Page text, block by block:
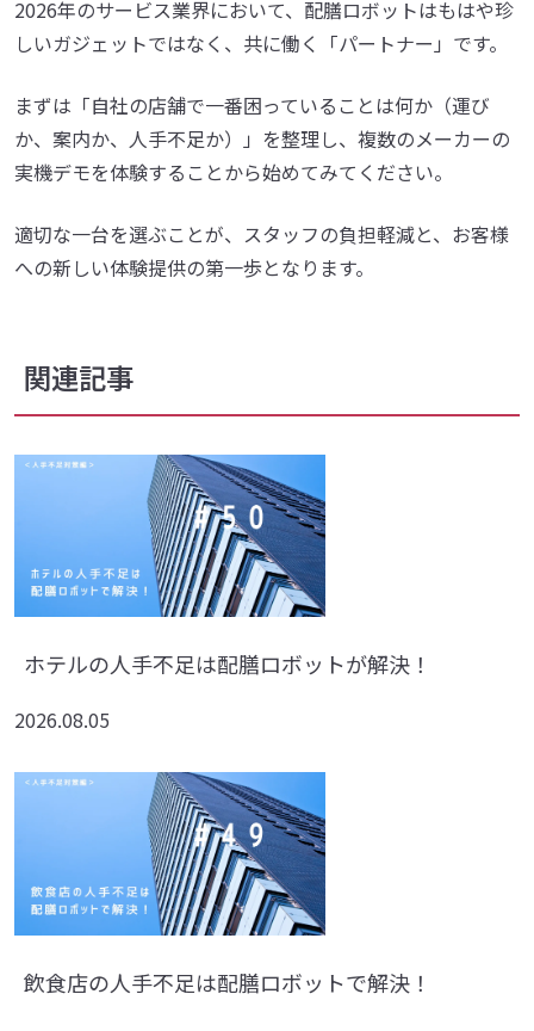
2026年のサービス業界において、配膳ロボットはもはや珍
しいガジェットではなく、共に働く「パートナー」です。
まずは「自社の店舗で一番困っていることは何か（運び
か、案内か、人手不足か）」を整理し、複数のメーカーの
実機デモを体験することから始めてみてください。
適切な一台を選ぶことが、スタッフの負担軽減と、お客様
への新しい体験提供の第一歩となります。
関連記事
ホテルの人手不足は配膳ロボットが解決！
2026.08.05
飲食店の人手不足は配膳ロボットで解決！